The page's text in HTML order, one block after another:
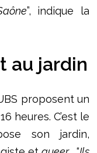
”, indique la
au jardin
proposent un
heures. C’est le
son jardin,